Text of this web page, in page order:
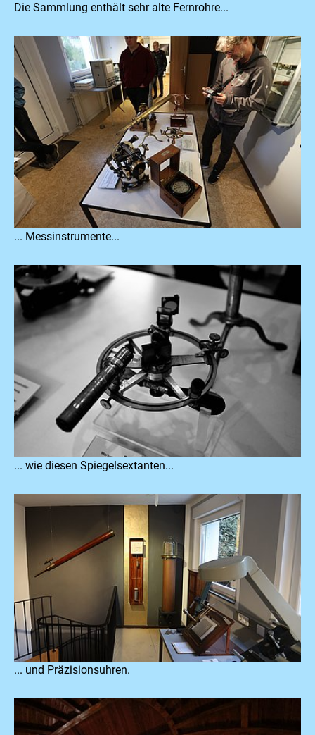
Die Sammlung enthält sehr alte Fernrohre...
... Messinstrumente...
... wie diesen Spiegelsextanten...
... und Präzisionsuhren.